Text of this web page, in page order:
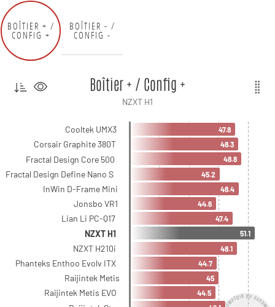
BOÎTIER + /
CONFIG +
BOÎTIER - /
CONFIG -
Boîtier + / Config +
NZXT H1
Cooltek UMX3
Corsair Graphite 380T
Fractal Design Core 500
Fractal Design Define Nano S
InWin D-Frame Mini
Jonsbo VR1
Lian Li PC-Q17
NZXT H1
NZXT H210i
Phanteks Enthoo Evolv ITX
Raijintek Metis
Raijintek Metis EVO
47.8
48.3
48.8
45.2
48.4
44.6
47.4
51.1
48.1
44.7
45
44.5